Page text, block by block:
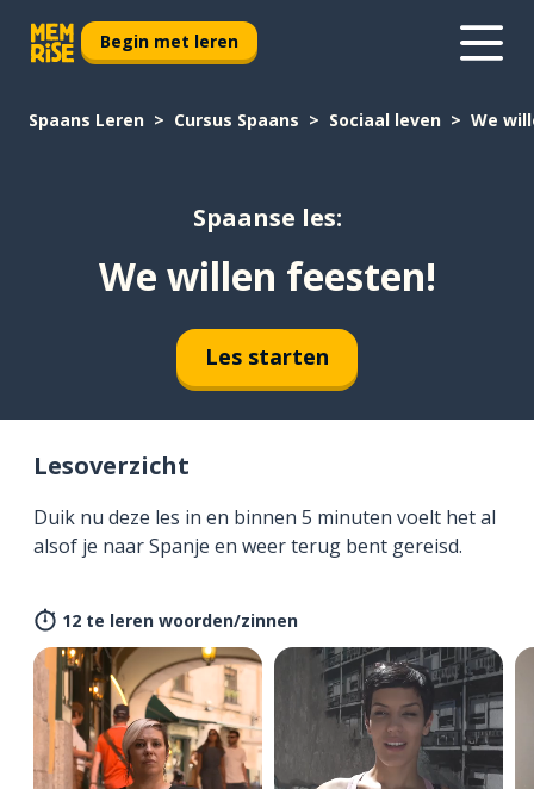
Begin met leren
Spaans Leren Cursus Spaans Sociaal leven We
Spaanse les:
We willen feesten!
Les starten
Lesoverzicht
Duik nu deze les in en binnen 5 minuten voelt het al
alsof je naar Spanje en weer terug bent gereisd.
12 te leren woorden/zinnen